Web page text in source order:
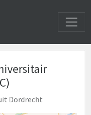
Dordrecht